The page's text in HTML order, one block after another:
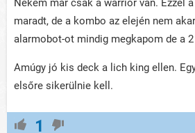
Nekem már csak a warrior van. Ezzel
maradt, de a kombo az elején nem
alarmobot-ot mindig megkapom de a
Amúgy jó kis deck a lich king ellen.
elsőre sikerülnie kell.
1